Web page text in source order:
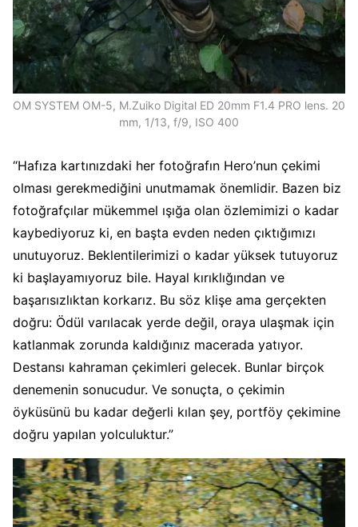
OM SYSTEM OM-5, M.Zuiko Digital ED 20mm F1.4 PRO lens. 20
mm, 1/13, f/9, ISO 400
“Hafıza kartınızdaki her fotoğrafın Hero’nun çekimi
olması gerekmediğini unutmamak önemlidir. Bazen biz
fotoğrafçılar mükemmel ışığa olan özlemimizi o kadar
kaybediyoruz ki, en başta evden neden çıktığımızı
unutuyoruz. Beklentilerimizi o kadar yüksek tutuyoruz
ki başlayamıyoruz bile. Hayal kırıklığından ve
başarısızlıktan korkarız. Bu söz klişe ama gerçekten
doğru: Ödül varılacak yerde değil, oraya ulaşmak için
katlanmak zorunda kaldığınız macerada yatıyor.
Destansı kahraman çekimleri gelecek. Bunlar birçok
denemenin sonucudur. Ve sonuçta, o çekimin
öyküsünü bu kadar değerli kılan şey, portföy çekimine
doğru yapılan yolculuktur.”